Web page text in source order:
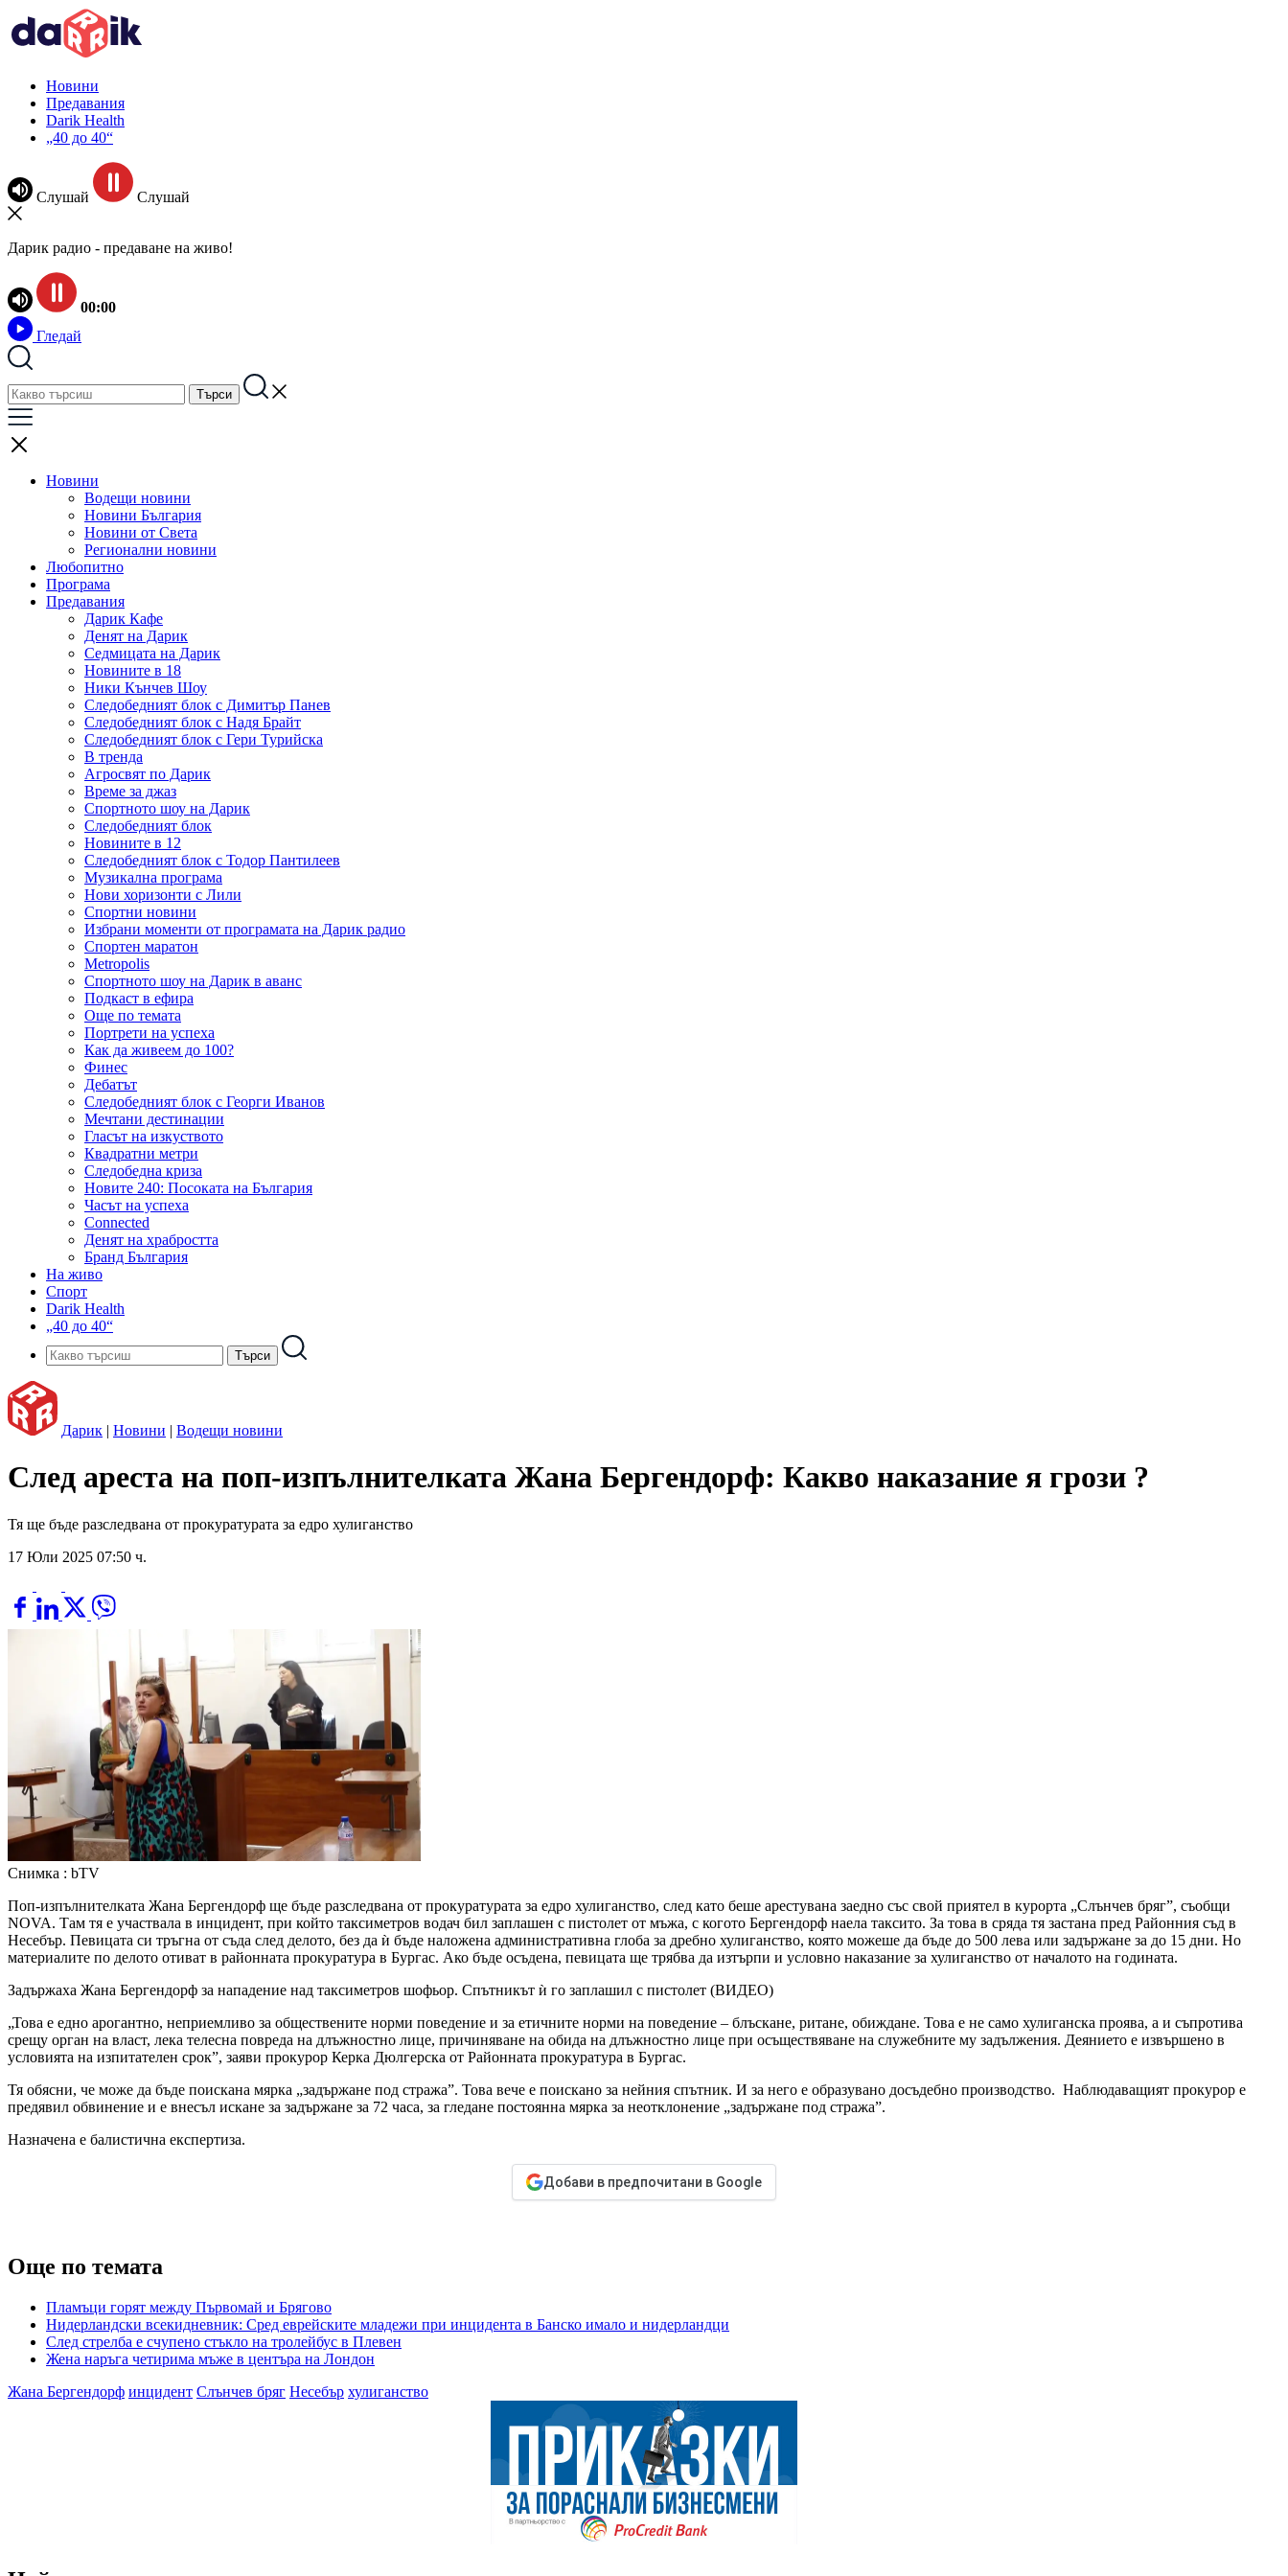
Новини
Предавания
Darik Health
„40 до 40“
Слушай Слушай
Дарик радио - предаване на живо!
00:00
Гледай
Новини
Водещи новини
Новини България
Новини от Света
Регионални новини
Любопитно
Програма
Предавания
Дарик Кафе
Денят на Дарик
Седмицата на Дарик
Новините в 18
Ники Кънчев Шоу
Следобедният блок с Димитър Панев
Следобедният блок с Надя Брайт
Следобедният блок с Гери Турийска
В тренда
Агросвят по Дарик
Време за джаз
Спортното шоу на Дарик
Следобедният блок
Новините в 12
Следобедният блок с Тодор Пантилеев
Музикална програма
Нови хоризонти с Лили
Спортни новини
Избрани моменти от програмата на Дарик радио
Спортен маратон
Metropolis
Спортното шоу на Дарик в аванс
Подкаст в ефира
Още по темата
Портрети на успеха
Как да живеем до 100?
Финес
Дебатът
Следобедният блок с Георги Иванов
Мечтани дестинации
Гласът на изкуството
Квадратни метри
Следобедна криза
Новите 240: Посоката на България
Часът на успеха
Connected
Денят на храбростта
Бранд България
На живо
Спорт
Darik Health
„40 до 40“
Дарик | Новини | Водещи новини
След ареста на поп-изпълнителката Жана Бергендорф: Какво наказание я грози ?
Тя ще бъде разследвана от прокуратурата за едро хулиганство
17 Юли 2025 07:50 ч.
Снимка : bTV
Поп-изпълнителката Жана Бергендорф ще бъде разследвана от прокуратурата за едро хулиганство, след като беше арестувана заедно със свой приятел в курорта „Слънчев бряг”, съобщи
NOVA. Там тя е участвала в инцидент, при който таксиметров водач бил заплашен с пистолет от мъжа, с когото Бергендорф наела таксито. За това в сряда тя застана пред Районния съд в
Несебър. Певицата си тръгна от съда след делото, без да ѝ бъде наложена административна глоба за дребно хулиганство, която можеше да бъде до 500 лева или задържане за до 15 дни. Но
материалите по делото отиват в районната прокуратура в Бургас. Ако бъде осъдена, певицата ще трябва да изтърпи и условно наказание за хулиганство от началото на годината.
Задържаха Жана Бергендорф за нападение над таксиметров шофьор. Спътникът ѝ го заплашил с пистолет (ВИДЕО)
„Това е едно арогантно, неприемливо за обществените норми поведение и за етичните норми на поведение – блъскане, ритане, обиждане. Това е не само хулиганска проява, а и съпротива
срещу орган на власт, лека телесна повреда на длъжностно лице, причиняване на обида на длъжностно лице при осъществяване на служебните му задължения. Деянието е извършено в
условията на изпитателен срок”, заяви прокурор Керка Дюлгерска от Районната прокуратура в Бургас.
Тя обясни, че може да бъде поискана мярка „задържане под стража”. Това вече е поискано за нейния спътник. И за него е образувано досъдебно производство. Наблюдаващият прокурор е
предявил обвинение и е внесъл искане за задържане за 72 часа, за гледане постоянна мярка за неотклонение „задържане под стража”.
Назначена е балистична експертиза.
Добави в предпочитани в Google
Още по темата
Пламъци горят между Първомай и Брягово
Нидерландски всекидневник: Сред еврейските младежи при инцидента в Банско имало и нидерландци
След стрелба е счупено стъкло на тролейбус в Плевен
Жена наръга четирима мъже в центъра на Лондон
Жана Бергендорф инцидент Слънчев бряг Несебър хулиганство